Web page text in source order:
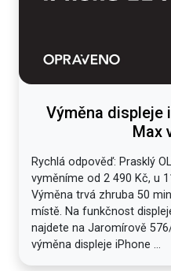
Výměna displeje
Max
Rychlá odpověď: Prasklý
vyměníme od 2 490 Kč, u
Výměna trvá zhruba 50
místě. Na funkčnost
najdete na Jaromírově
výměna displeje iPhone ...